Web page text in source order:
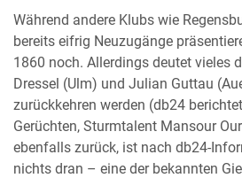
Während andere Klubs wie
bereits eifrig Neuzugänge
1860 noch. Allerdings deutet vieles
Dressel (Ulm) und Julian Guttau
zurückkehren werden (db24
Gerüchten, Sturmtalent Mansour
ebenfalls zurück, ist nach db24-
nichts dran – eine der bekannten